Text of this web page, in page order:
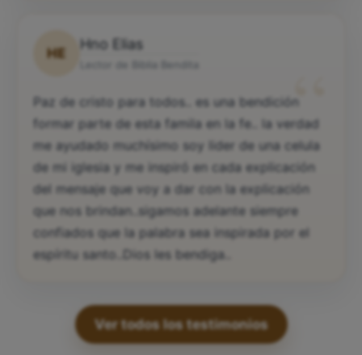
HE
Hno Elias
“
Paz de cristo para todos.. es una bendición
formar parte de esta famila en la fe.. la verdad
me ayudado muchísimo soy lider de una celula
de mi iglesia y me inspiró en cada explicación
del mensaje que voy a dar con la explicación
que nos brindan..sigamos adelante siempre
confiados que la palabra sea inspirada por el
espíritu santo..Dios les bendiga..
Ver todos los testimonios